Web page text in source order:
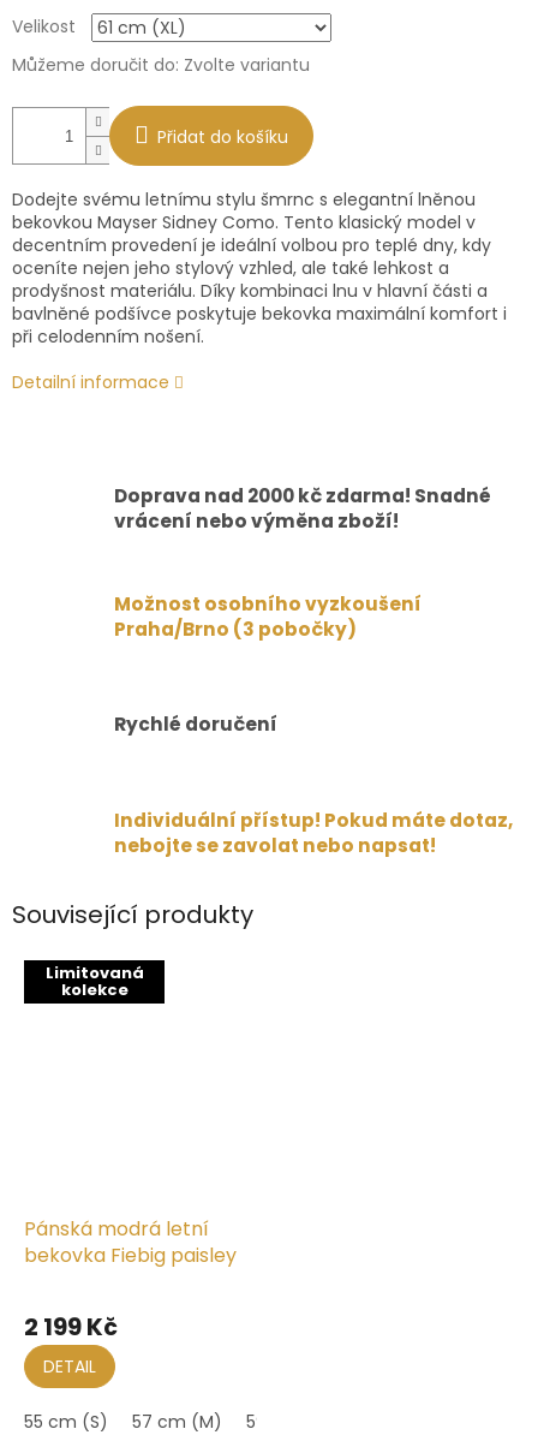
cena:
Velikost
Můžeme doručit do: Zvolte variantu
Přidat do košíku
Dodejte svému letnímu stylu šmrnc s elegantní lněnou
bekovkou Mayser Sidney Como. Tento klasický model v
decentním provedení je ideální volbou pro teplé dny, kdy
oceníte nejen jeho stylový vzhled, ale také lehkost a
prodyšnost materiálu. Díky kombinaci lnu v hlavní části a
bavlněné podšívce poskytuje bekovka maximální komfort i
při celodenním nošení.
Detailní informace
Doprava nad 2000 kč zdarma! Snadné
vrácení nebo výměna zboží!
Možnost osobního vyzkoušení
Praha/Brno (3 pobočky)
Rychlé doručení
Individuální přístup! Pokud máte dotaz,
nebojte se zavolat nebo napsat!
Související produkty
Limitovaná
kolekce
Pánská modrá letní
bekovka Fiebig paisley
2 199 Kč
DETAIL
55 cm (S) 57 cm (M) 59 cm (L)